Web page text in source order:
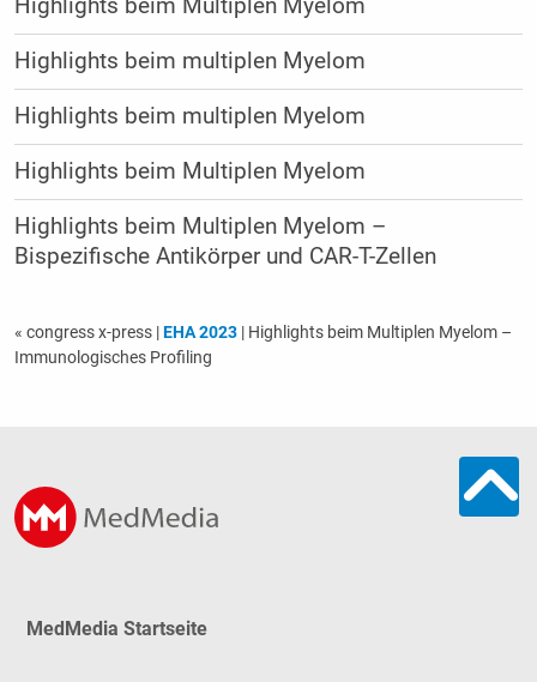
Highlights beim Multiplen Myelom
Highlights beim multiplen Myelom
Highlights beim multiplen Myelom
Highlights beim Multiplen Myelom
Highlights beim Multiplen Myelom –
Bispezifische Antikörper und CAR-T-Zellen
« congress x-press |EHA 2023| Highlights beim Multiplen Myelom –
Immunologisches Profiling
MedMedia Startseite